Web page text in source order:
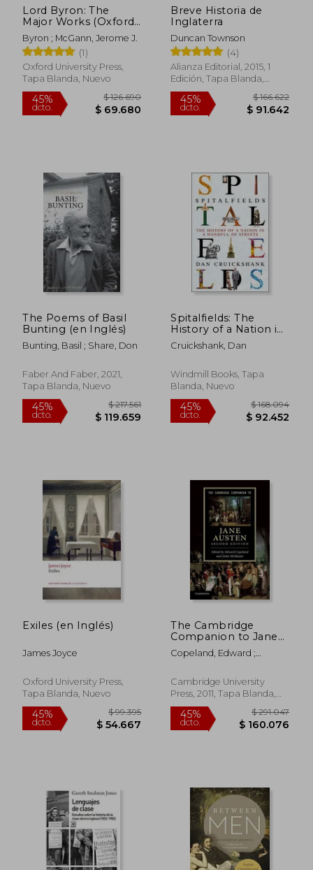
Lord Byron: The
Major Works (Oxford
World's Classics) (en
Inglés)
Byron ; McGann, Jerome J.
(1)
Oxford University Press,
Tapa Blanda, Nuevo
45%
dcto. $ 69.680
Breve Historia de
Inglaterra
Duncan Townson
(4)
Alianza Editorial, 2015, 1
Edición, Tapa Blanda,
Nuevo
45%
dcto.
The Poems of Basil
Bunting (en Inglés)
Bunting, Basil ; Share, Don
Faber And Faber, 2021,
Tapa Blanda, Nuevo
Spitalfields: The
History of a Nation in
a Handful of Streets
(en Inglés)
Cruickshank, Dan
Windmill Books, Tapa
Blanda, Nuevo
Exiles (en Inglés)
James Joyce
Oxford University Press,
Tapa Blanda, Nuevo
The Cambridge
Companion to Jane
Austen 2nd Edition
Paperback
Companions to
Literature) (en Inglés)
Copeland, Edward ;
Cambridge University
Press, 2011, Tapa Blanda,
Nuevo